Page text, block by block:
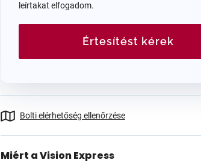
leírtakat elfogadom.
Értesítést kérek
Bolti elérhetőség ellenőrzése
Miért a Vision Express